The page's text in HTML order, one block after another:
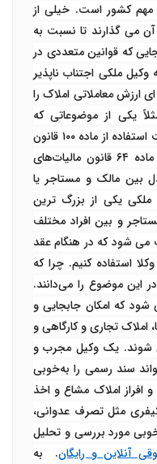
مهم کشور است. خیلی از
می گذارند تا نسبت به
که قوانین متعددی در
ملکی اجتناب ناپذیر
معاملاتی املاک را
یکی از موضوعاتی که
همواره مورد بحث و اختلاف نظر است استفاده از ماده ۱۰۰ قانون
شهرداری و تبصره های آن است. یا ماده ۶۴ قانون مالیات‌های
مالک و مستاجر یا
یکی از بزرگ ترین
و بین افراد مختلف
می شود که در هنگام عقد
استفاده کنیم. چرا که
این موضوع را می‌دانند.
شود که امکان جابجایی و
تجاری و کارگاهی و
شوند. یک وکیل مجرب و
سند رسمی را به‌خوبی
افراز املاک مشاع و اخذ
مثل تصرف عدوانی،
مورد بررسی و تحلیل
آنلاین و رایگان. به